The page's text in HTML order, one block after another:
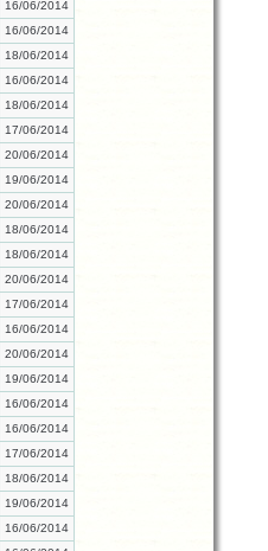
16/06/2014
16/06/2014
18/06/2014
16/06/2014
18/06/2014
17/06/2014
20/06/2014
19/06/2014
20/06/2014
18/06/2014
18/06/2014
20/06/2014
17/06/2014
16/06/2014
20/06/2014
19/06/2014
16/06/2014
16/06/2014
17/06/2014
18/06/2014
19/06/2014
16/06/2014